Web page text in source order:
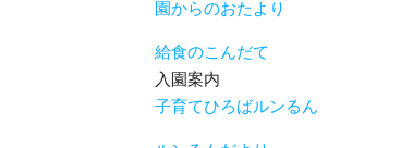
園からのおたより
給食のこんだて
入園案内
子育てひろばルンるん